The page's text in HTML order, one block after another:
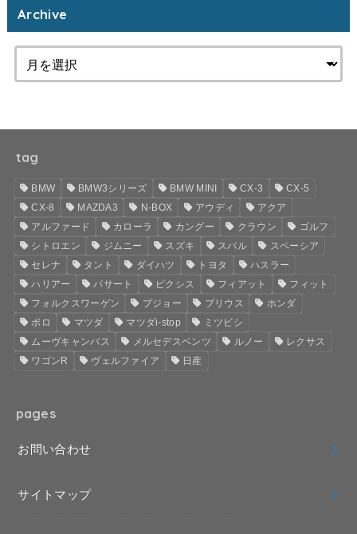
Archive
tag
BMW BMW3シリーズ BMW MINI CX-3
CX-5
CX-8
MAZDA3 N-BOX アウディ
アクア
アルファード
カローラ カングー クラウン
ゴルフ
シトロエン
ジムニー スズキ スバル
スペーシア
セレナ
タント ダイハツ トヨタ
ハスラー
ハリアー
パサート ピクシス フィアット
フィット
フォルクスワーゲン
プジョー プリウス
ホンダ
ポロ
マツダ マツダi-stop
ミツビシ
ムーヴキャンバス
メルセデスベンツ ルノー
レクサス
ワゴンR
ヴェルファイア 日産
pages
お問い合わせ
サイトマップ